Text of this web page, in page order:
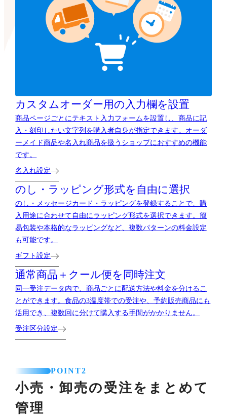
カスタムオーダー用の 入力欄を設置
商品ページごとにテキスト入力フォームを設置し、商品に記
入・刻印したい文字列を購入者自身が指定できます。オーダ
ーメイド商品や名入れ商品を扱うショップにおすすめの機能
です。
名入れ設定
のし・ラッピング形式を自由に選択
のし・メッセージカード・ラッピングを登録することで、購
入用途に合わせて自由にラッピング形式を選択できます。簡
易包装や本格的なラッピングなど、複数パターンの料金設定
も可能です。
ギフト設定
通常商品＋クール便を 同時注文
同一受注データ内で、商品ごとに配送方法や料金を分けるこ
とができます。食品の3温度帯での受注や、予約販売商品にも
活用でき、複数回に分けて購入する手間がかかりません。
受注区分設定
POINT2
小売・卸売の受注をまとめて
管理